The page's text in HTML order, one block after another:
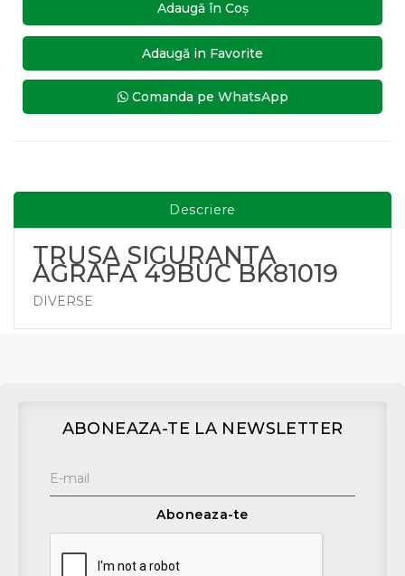
Adaugă în Coş
Adaugă in Favorite
Comanda pe WhatsApp
Descriere
TRUSA SIGURANTA
AGRAFA 49BUC BK81019
DIVERSE
ABONEAZA-TE LA NEWSLETTER
Aboneaza-te